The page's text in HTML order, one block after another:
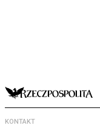
KONTAKT